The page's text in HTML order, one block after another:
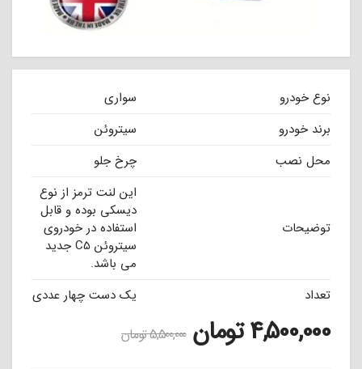
نوع خودرو
سواری
برند خودرو
سیتروئن
محل نصب
چرخ جلو
توضیحات
این لنت ترمز از نوع
دیسکی بوده و قابل
استفاده در خودروی
سیتروئن C5 جدید
می باشد.
تعداد
یک دست چهار عددی
4,500,000تومان 5,500,000تومان